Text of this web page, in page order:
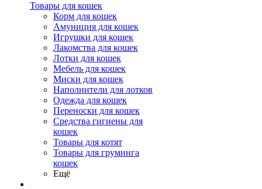
Товары для кошек
Корм для кошек
Амуниция для кошек
Игрушки для кошек
Лакомства для кошек
Лотки для кошек
Мебель для кошек
Миски для кошек
Наполнители для лотков
Одежда для кошек
Переноски для кошек
Средства гигиены для
кошек
Товары для котят
Товары для груминга
кошек
Ещё